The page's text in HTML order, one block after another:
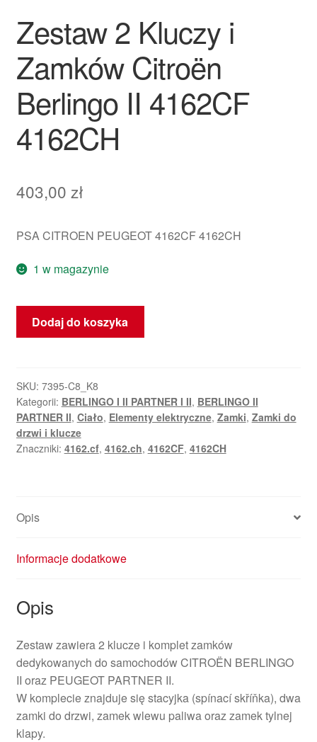
Zasady i warunki
Zestaw 2 Kluczy i
Zamków Citroën
Berlingo II 4162CF
4162CH
403,00 zł
PSA CITROEN PEUGEOT 4162CF 4162CH
1 w magazynie
ilość
Zestaw
i
Zamków
Citroën
Berlingo
II
Dodaj do koszyka
SKU: 7395-C8_K8
Kategorii: BERLINGO I II PARTNER I II, BERLINGO II
PARTNER II, Ciało, Elementy elektryczne, Zamki, Zamki do
drzwi i klucze
Znaczniki: 4162.cf, 4162.ch, 4162CF, 4162CH
Opis
Informacje dodatkowe
Opis
Zestaw zawiera 2 klucze i komplet zamków
dedykowanych do samochodów CITROËN BERLINGO
II oraz PEUGEOT PARTNER II.
W komplecie znajduje się stacyjka (spínací skříňka), dwa
zamki do drzwi, zamek wlewu paliwa oraz zamek tylnej
klapy.